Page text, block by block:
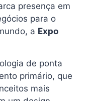
presença em
para o
a Expo
de ponta
primário, que
mais